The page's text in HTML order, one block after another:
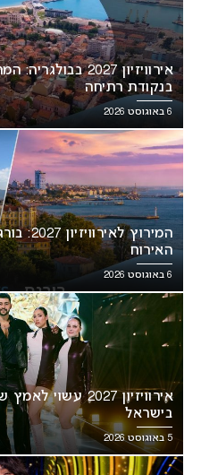
אירוויזיון 2027
בנקודת רתיחה
6 באוגוסט 2026
המירוץ
האירוח
6 באוגוסט 2026
אירוויזיון
בישראל
5 באוגוסט 2026